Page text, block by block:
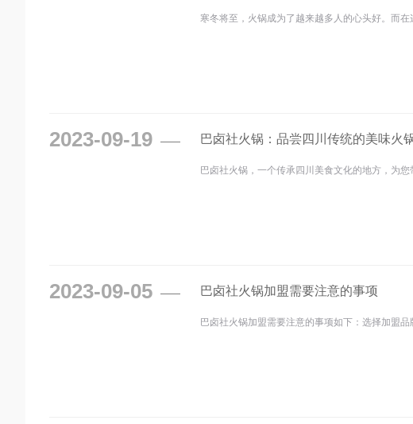
寒冬将至，火锅成为了越来越多人的心头好。而
2023-09-19 巴卤社火锅：品尝四川传统的美味火
巴卤社火锅，一个传承四川美食文化的地方，为
2023-09-05 巴卤社火锅加盟需要注意的事项
巴卤社火锅加盟需要注意的事项如下：选择加盟